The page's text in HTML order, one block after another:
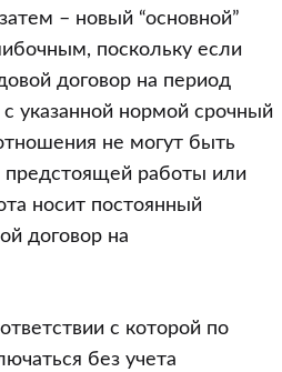
– новый “основной”
поскольку если
договор на период
указанной нормой срочный
не могут быть
предстоящей работы или
носит постоянный
договор на
с которой по
без учета